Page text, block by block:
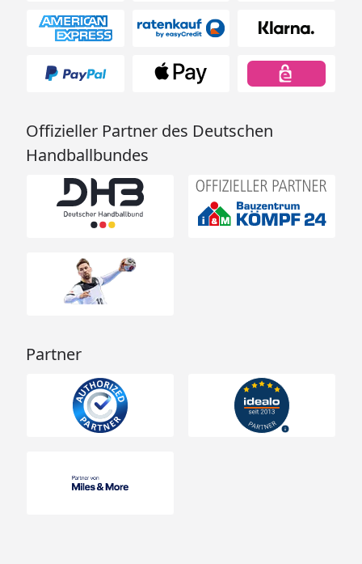
Offizieller Partner des Deutschen
Handballbundes
Partner